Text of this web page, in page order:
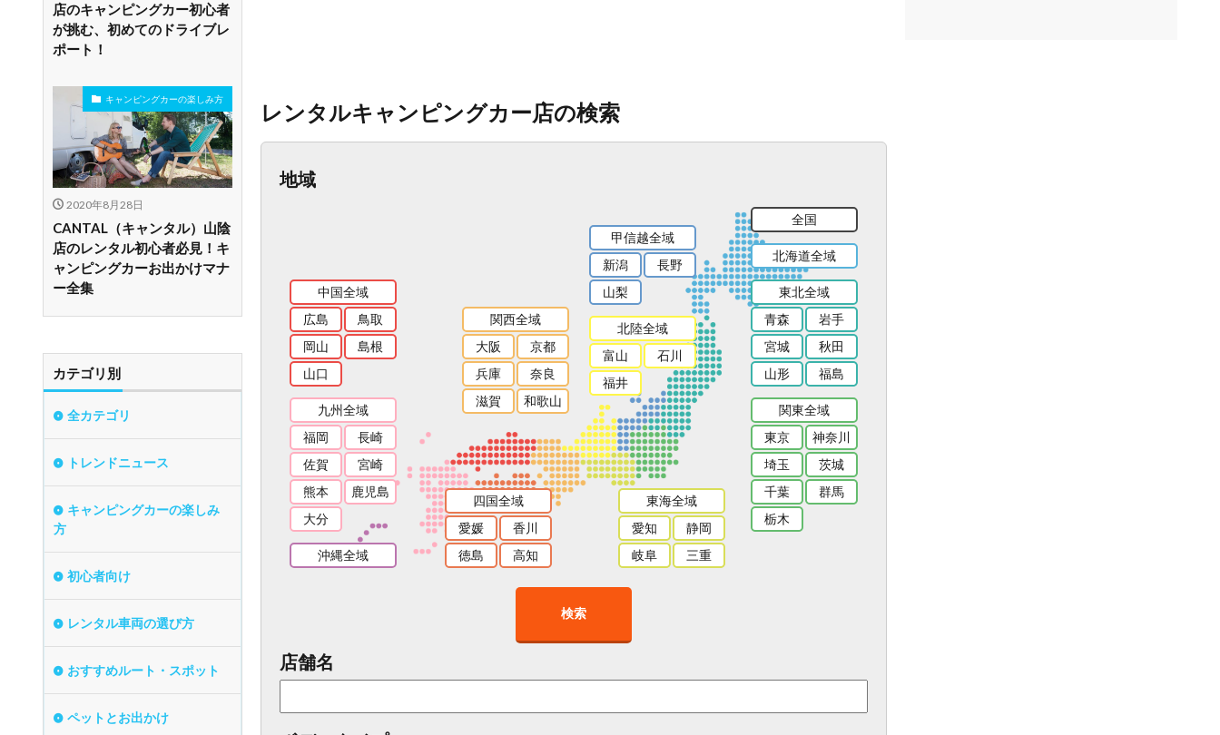
レンタルキャンピングカー店の検索
地域
全国
北海道全域
東北全域
青森
岩手
宮城
秋田
山形
福島
関東全域
東京
神奈川
埼玉
茨城
千葉
群馬
栃木
甲信越全域
新潟
長野
山梨
北陸全域
富山
石川
福井
東海全域
愛知
静岡
岐阜
三重
関西全域
大阪
京都
兵庫
奈良
滋賀
和歌山
中国全域
広島
鳥取
岡山
島根
山口
四国全域
愛媛
香川
徳島
高知
九州全域
福岡
長崎
佐賀
宮崎
熊本
鹿児島
大分
沖縄全域
検索
店舗名
店のキャンピングカー初心者
が挑む、初めてのドライブレ
ポート！
キャンピングカーの楽しみ方
2020年8月28日
CANTAL（キャンタル）山陰
店のレンタル初心者必見！キ
ャンピングカーお出かけマナ
ー全集
カテゴリ別
全カテゴリ
トレンドニュース
キャンピングカーの楽しみ
方
初心者向け
レンタル車両の選び方
おすすめルート・スポット
ペットとお出かけ